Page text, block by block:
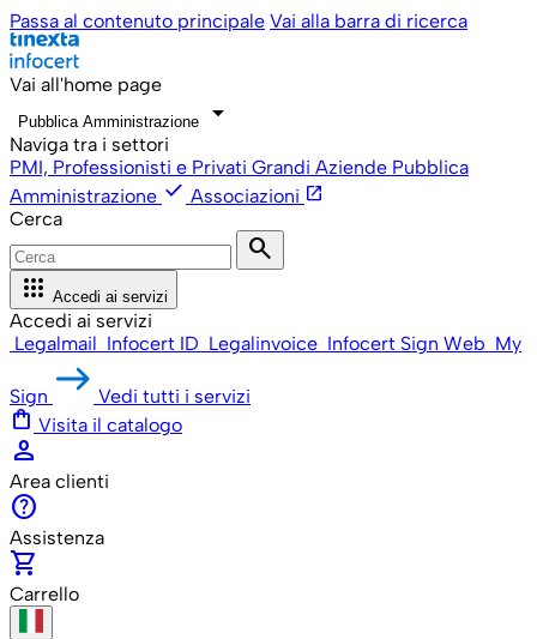
Passa al contenuto principale Vai alla barra di ricerca
Vai all'home page
Pubblica Amministrazione arrow_drop_down
Naviga tra i settori
PMI, Professionisti e Privati Grandi Aziende Pubblica
Amministrazione check Associazioni open_in_new
Cerca
search
apps Accedi ai servizi
Accedi ai servizi
Legalmail Infocert ID Legalinvoice Infocert Sign Web My
Sign Vedi tutti i servizi
shopping_bag Visita il catalogo
person
Area clienti
help
Assistenza
shopping_cart
Carrello